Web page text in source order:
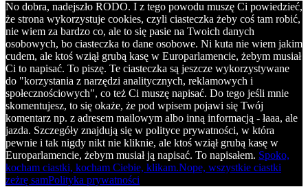
No dobra, nadejszło RODO. I z tego powodu muszę Ci powiedzieć,
że strona wykorzystuje cookies, czyli ciasteczka żeby coś tam robić,
nie wiem za bardzo co, ale to się pasie na Twoich danych
osobowych, bo ciasteczka to dane osobowe. Ni kuta nie wiem jakim
cudem, ale ktoś wziął grubą kasę w Europarlamencie, żebym musiał
Ci to napisać. To piszę. Te ciasteczka są jeszcze wykorzystywane
do "korzystania z narzędzi analitycznych, reklamowych i
społecznościowych", co też Ci muszę napisać. Do tego jeśli mnie
skomentujesz, to się okaże, że pod wpisem pojawi się Twój
komentarz np. z adresem mailowym albo inną informacją - łaaa, ale
jazda. Szczegóły znajdują się w polityce prywatności, w która
pewnie i tak nigdy nikt nie kliknie, ale ktoś wziął grubą kasę w
Europarlamencie, żebym musiał ją napisać. To napisałem. Spoko,
kocham ciastki, kocham Ciebie, klikam.Nope, wszystkie ciastki
zeżrę samPolityka prywatności